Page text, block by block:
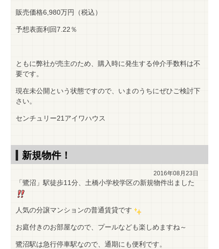
販売価格6,980万円（税込）
予想表面利回7.22％
ともに弊社が売主のため、購入時に発生する仲介手数料は不
要です。
現在未公開という状態ですので、いまのうちにぜひご検討下
さい。
センチュリー21アイワハウス
新規物件！
2016年08月23日
「鷺沼」駅徒歩11分、土橋小学校学区の新規物件出ました
人気の分譲マンションの普通賃貸です
お庭付きのお部屋なので、プールなども楽しめますね～
鷺沼駅は急行停車駅なので、通期にも便利です。